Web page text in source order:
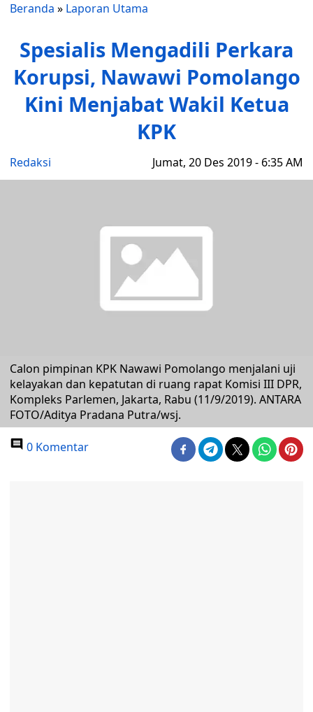
Beranda » Laporan Utama
Spesialis Mengadili Perkara
Korupsi, Nawawi Pomolango
Kini Menjabat Wakil Ketua
KPK
Redaksi Jumat, 20 Des 2019 - 6:35 AM
Calon pimpinan KPK Nawawi Pomolango menjalani uji
kelayakan dan kepatutan di ruang rapat Komisi III DPR,
Kompleks Parlemen, Jakarta, Rabu (11/9/2019). ANTARA
FOTO/Aditya Pradana Putra/wsj.
0 Komentar